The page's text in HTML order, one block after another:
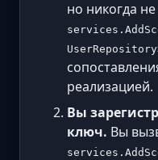
но никогда
реализацией.
Вы
ключ. Вы